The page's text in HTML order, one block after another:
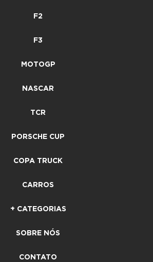
F2
F3
MOTOGP
NASCAR
TCR
PORSCHE CUP
COPA TRUCK
CARROS
+ CATEGORIAS
SOBRE NÓS
CONTATO